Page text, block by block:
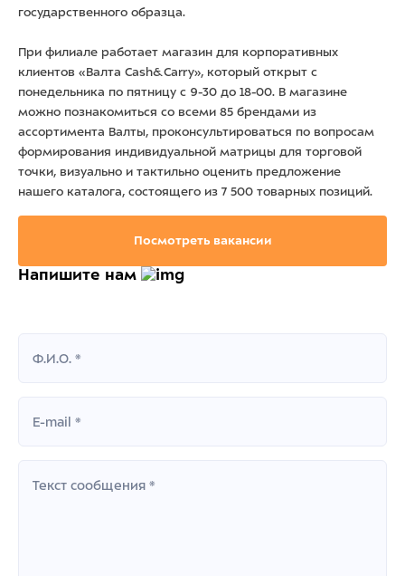
государственного образца.
При филиале работает магазин для корпоративных
клиентов «Валта Cash&Carry», который открыт с
понедельника по пятницу с 9-30 до 18-00. В магазине
можно познакомиться со всеми 85 брендами из
ассортимента Валты, проконсультироваться по вопросам
формирования индивидуальной матрицы для торговой
точки, визуально и тактильно оценить предложение
нашего каталога, состоящего из 7 500 товарных позиций.
Посмотреть вакансии
Напишите нам
Ф.И.О. *
E-mail *
Текст сообщения *